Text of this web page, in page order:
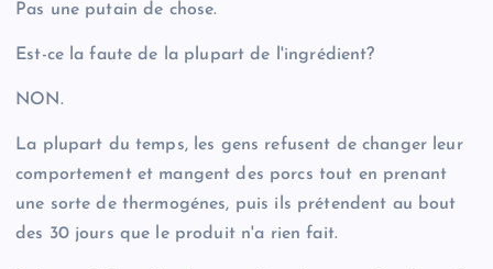
Pas une putain de chose.
Est-ce la faute de la plupart de l'ingrédient?
NON.
La plupart du temps, les gens refusent de changer leur
comportement et mangent des porcs tout en prenant
une sorte de thermogénes, puis ils prétendent au bout
des 30 jours que le produit n'a rien fait.